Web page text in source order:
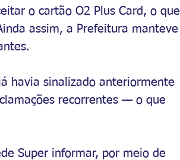
o cartão O2 Plus Card, o que
assim, a Prefeitura manteve
havia sinalizado anteriormente
recorrentes — o que
Super informar, por meio de